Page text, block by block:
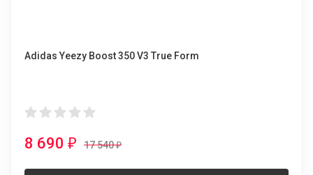
Adidas Yeezy Boost 350 V3 True Form
8 690 ₽ 17 540₽